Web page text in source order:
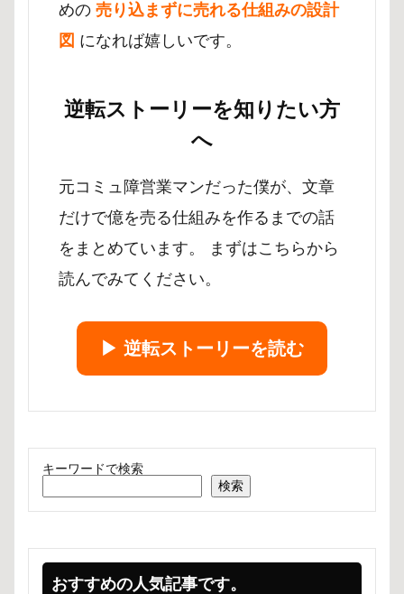
めの 売り込まずに売れる仕組みの設計
図 になれば嬉しいです。
逆転ストーリーを知りたい方
へ
元コミュ障営業マンだった僕が、文章
だけで億を売る仕組みを作るまでの話
をまとめています。 まずはこちらから
読んでみてください。
▶︎ 逆転ストーリーを読む
キーワードで検索
検索
おすすめの人気記事です。